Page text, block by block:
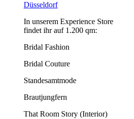
Düsseldorf
In unserem Experience Store
findet ihr auf 1.200 qm:
Bridal Fashion
Bridal Couture
Standesamtmode
Brautjungfern
That Room Story (Interior)